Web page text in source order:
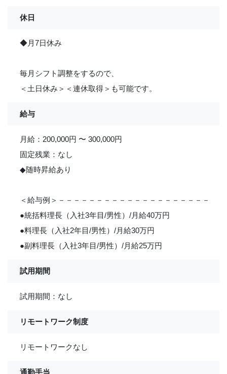
休日
◆月7日休み
毎月シフト調整をするので、
＜土日休み＞＜連休取得＞も可能です。
給与
月給：200,000円 〜 300,000円
固定残業：なし
◆随時昇給あり
＜給与例＞－－－－－－－－－－－－－－－－－－－－
●統括料理長（入社3年目/男性）/月給40万円
●料理長（入社2年目/男性）/月給30万円
●副料理長（入社3年目/男性）/月給25万円
試用期間
試用期間：なし
リモートワーク制度
リモートワークなし
通勤手当